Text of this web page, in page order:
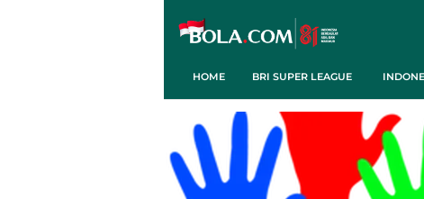
HOME BRI SUPER LEAGUE